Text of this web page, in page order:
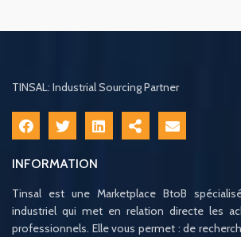
TINSAL: Industrial Sourcing Partner
INFORMATION
Tinsal est une Marketplace BtoB
industriel qui met en relation directe les
professionnels. Elle vous permet : de